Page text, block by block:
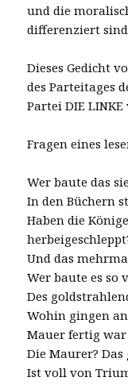
und die
differenziert
Dieses Gedicht
des Parteitages
Partei DIE
Fragen eines
Wer baute das
In den Büchern
Haben die
Und das
Wer baute es so
Des
Wohin gingen
Mauer fertig war
Die Maurer? Das
Ist voll von